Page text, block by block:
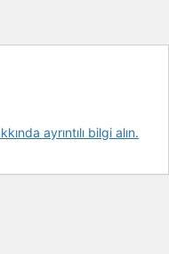
ayrıntılı bilgi alın.